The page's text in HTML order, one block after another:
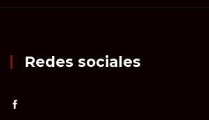
Redes sociales